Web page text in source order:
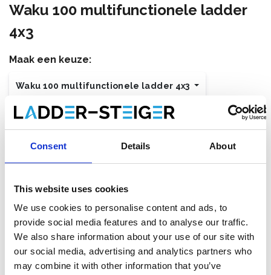
Consent Details About
This website uses cookies
We use cookies to personalise content and ads, to
provide social media features and to analyse our traffic.
We also share information about your use of our site with
our social media, advertising and analytics partners who
may combine it with other information that you’ve
Waku 100 multifunctionele ladder
4x3
Maak een keuze:
Waku 100 multifunctionele ladder 4x3
€353,00 Excl. Btw
€427,13 Incl. BTW
Gratis verzending binnen 1-3 werkdagen. Zelf afhalen is
mogelijk in Zevenaar (NL) of Maaseik (BE)
Toevoegen aan winkelwagen
Toevoegen aan offerte